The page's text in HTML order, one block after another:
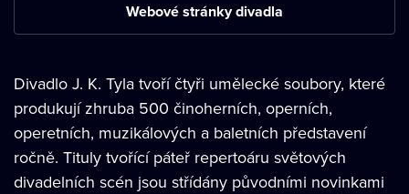
Webové stránky divadla
Divadlo J. K. Tyla tvoří čtyři umělecké soubory, které
produkují zhruba 500 činoherních, operních,
operetních, muzikálových a baletních představení
ročně. Tituly tvořící páteř repertoáru světových
divadelních scén jsou střídány původními novinkami